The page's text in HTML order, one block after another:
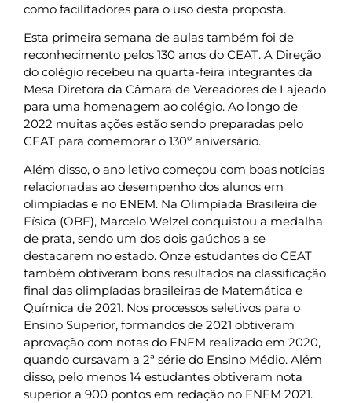
como facilitadores para o uso desta proposta.
Esta primeira semana de aulas também foi de
reconhecimento pelos 130 anos do CEAT. A Direção
do colégio recebeu na quarta-feira integrantes da
Mesa Diretora da Câmara de Vereadores de Lajeado
para uma homenagem ao colégio. Ao longo de
2022 muitas ações estão sendo preparadas pelo
CEAT para comemorar o 130º aniversário.
Além disso, o ano letivo começou com boas notícias
relacionadas ao desempenho dos alunos em
olimpíadas e no ENEM. Na Olimpíada Brasileira de
Física (OBF), Marcelo Welzel conquistou a medalha
de prata, sendo um dos dois gaúchos a se
destacarem no estado. Onze estudantes do CEAT
também obtiveram bons resultados na classificação
final das olimpíadas brasileiras de Matemática e
Química de 2021. Nos processos seletivos para o
Ensino Superior, formandos de 2021 obtiveram
aprovação com notas do ENEM realizado em 2020,
quando cursavam a 2ª série do Ensino Médio. Além
disso, pelo menos 14 estudantes obtiveram nota
superior a 900 pontos em redação no ENEM 2021.